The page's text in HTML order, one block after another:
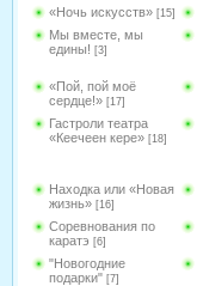
«Ночь искусств» [15]
Мы вместе, мы
едины! [3]
«Пой, пой моё
сердце!» [17]
Гастроли театра
«Кеечеен кере» [18]
Находка или «Новая
жизнь» [16]
Соревнования по
каратэ [6]
"Новогодние
подарки" [7]